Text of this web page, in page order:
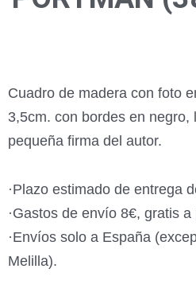
Cuadro de madera con foto
3,5cm. con bordes en
pequeña firma del autor.
·Plazo estimado de entrega
·Gastos de envío 8€, gratis
·Envíos solo a España
Melilla).